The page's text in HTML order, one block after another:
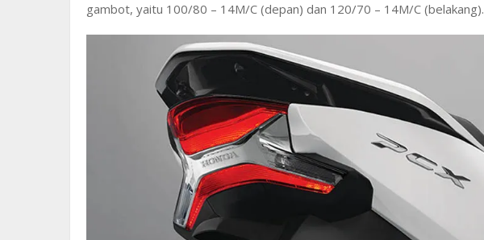
gambot, yaitu 100/80 – 14M/C (depan) dan 120/70 – 14M/C (belakang).